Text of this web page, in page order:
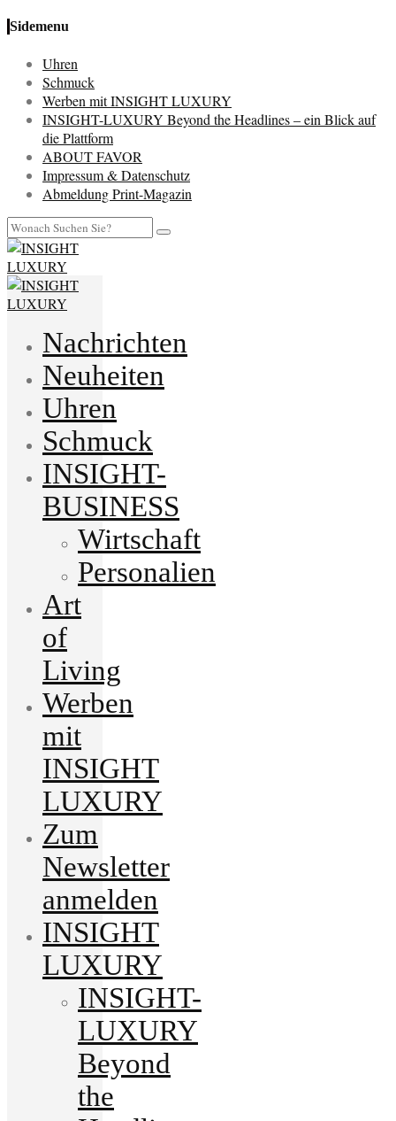
Sidemenu
Uhren
Schmuck
Werben mit INSIGHT LUXURY
INSIGHT-LUXURY Beyond the Headlines – ein Blick auf
die Plattform
ABOUT FAVOR
Impressum & Datenschutz
Abmeldung Print-Magazin
Nachrichten
Neuheiten
Uhren
Schmuck
INSIGHT-
BUSINESS
Wirtschaft
Personalien
Art
of
Living
Werben
mit
INSIGHT
LUXURY
Zum
Newsletter
anmelden
INSIGHT
LUXURY
INSIGHT-
LUXURY
Beyond
the